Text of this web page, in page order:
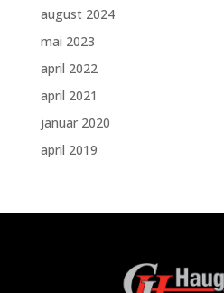
august 2024
mai 2023
april 2022
april 2021
januar 2020
april 2019